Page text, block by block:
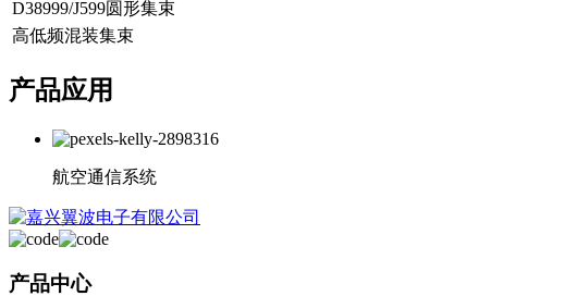
D38999/J599圆形集束
高低频混装集束
产品应用
航空通信系统
产品中心